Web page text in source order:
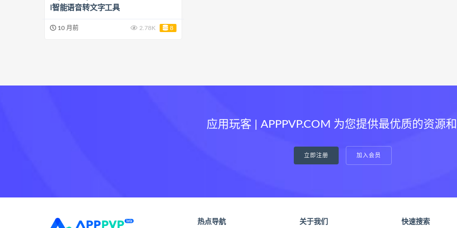
I智能语音转文字工具
10 月前 2.78K 8
应用玩客 | APPPVP.COM 为您提供最优质的资源
立即注册 加入会员
热点导航 关于我们 快速搜索